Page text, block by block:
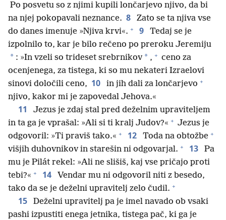
Po posvetu so z njimi kupili lončarjevo njivo, da bi
na njej pokopavali neznance. 8
Zato se ta njiva vse
do danes imenuje »Njiva krvi«. + 9
Tedaj se je
izpolnilo to, kar je bilo rečeno po preroku Jeremiju
* : »In vzeli so trideset srebrnikov * , + ceno za
ocenjenega, za tistega, ki so mu nekateri Izraelovi
sinovi določili ceno, 10 in jih dali za lončarjevo +
njivo, kakor mi je zapovedal Jehova.«
11
Jezus je zdaj stal pred deželnim upraviteljem
in ta ga je vprašal: »Ali si ti kralj Judov?« + Jezus je
odgovoril: »Ti praviš tako.« + 12 Toda na obtožbe +
višjih duhovnikov in starešin ni odgovarjal. + 13
Pa
mu je Pilát rekel: »Ali ne slišiš, kaj vse pričajo proti
tebi?« + 14
Vendar mu ni odgovoril niti z besedo,
tako da se je deželni upravitelj zelo čudil. +
15
Deželni upravitelj pa je imel navado ob vsaki
pashi izpustiti enega jetnika, tistega pač, ki ga je